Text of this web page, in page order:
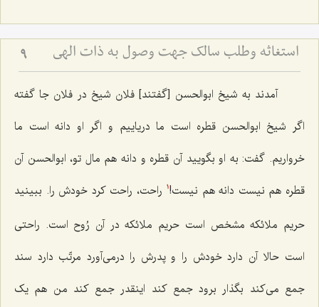
استغاثه وطلب سالک جهت وصول به ذات الهی 9
آمدند به شیخ ابوالحسن [گفتند] فلان شیخ در فلان جا گفته
اگر شیخ ابوالحسن قطره است ما دریاییم و اگر او دانه است ما
خرواریم. گفت: به او بگویید آن قطره و دانه هم مال تو، ابوالحسن آن
قطره هم نیست دانه هم نیست!1
راحت، راحت کرد خودش را. ببینید
حریم ملائکه مشخص است حریم ملائکه در آن رُوح است. راحتی
است حالا آن دارد خودش را و پدرش را درمی‌آورد مرتّب دارد سند
جمع می‌کند بگذار برود جمع کند اینقدر جمع کند من هم یک